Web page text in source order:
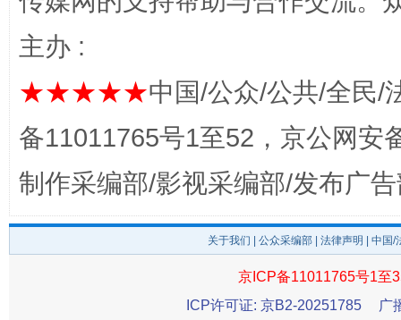
完善运行机制助力责任有效落实 一纸欠
主办 :
★★★★★中国/公众/公共/全民/
备11011765号1至52，京公网安
制作采编部/影视采编部/发布广
关于我们 公众采编部 法律声明 | 中国
京ICP备11011765号1至
ICP许可证: 京B2-20251785
广